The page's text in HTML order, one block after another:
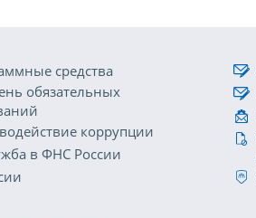
средства
обязательных
коррупции
в ФНС России